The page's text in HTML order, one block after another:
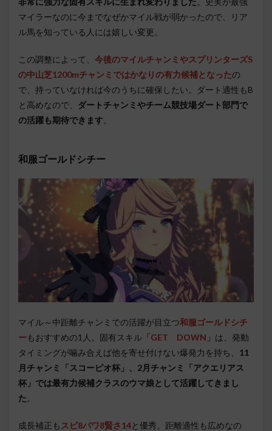
マイラーなのに今までなぜかマイル戦が弱かったので、リア
ル馬を知っている人には嬉しい変更。
この調整によって、 今後のマイルチャンミやスプリンターズS
の中山芝1200mチャンミではかなりの有力候補となったの
で、持っていなければ今のうちに確保したい。ダート適性もB
と高めなので、 ダートチャンミやチーム競技場ダート部門で
の活躍も期待できます。
和服ゴールドシチー
マイル～中距離チャンミでの活躍が目立つ和服ゴールドシチ
ー もおすすめの1人。固有スキル 「GET DOWN」 は、発動
タイミングが噛み合えば他を寄せ付けない爆発力を持ち、 11
月チャンミ「スコーピオ杯」、2月チャンミ「アクエリアス
杯」では最有力候補クラスのウマ娘として活躍してきまし
た。
成長補正も スピ8パワ8賢さ14と優秀。距離適性も広めなの